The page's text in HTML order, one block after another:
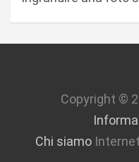
Copyright ©
Chi siamoInternet